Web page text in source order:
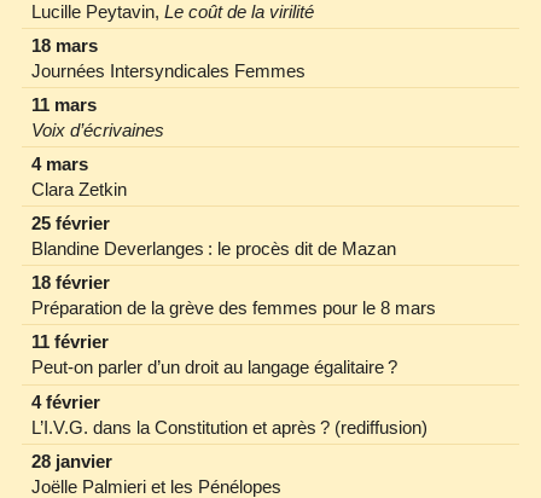
Lucille Peytavin, Le coût de la virilité
18 mars
Journées Intersyndicales Femmes
11 mars
Voix d’écrivaines
4 mars
Clara Zetkin
25 février
Blandine Deverlanges : le procès dit de Mazan
18 février
Préparation de la grève des femmes pour le 8 mars
11 février
Peut‐on parler d’un droit au langage égalitaire ?
4 février
L’I.V.G. dans la Constitution et après ? (rediffusion)
28 janvier
Joëlle Palmieri et les Pénélopes